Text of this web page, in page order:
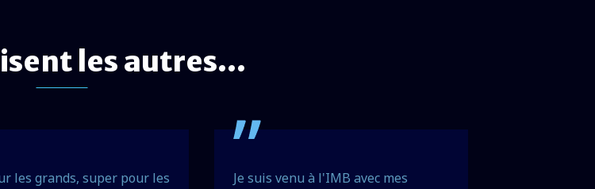
les autres...
les grands, super pour les
Je suis venu à l'IMB avec mes